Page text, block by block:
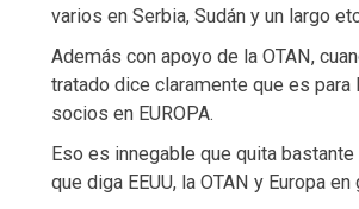
varios en Serbia, Sudán y un largo
Además con apoyo de la OTAN,
tratado dice claramente que es para
socios en EUROPA.
Eso es innegable que quita
que diga EEUU, la OTAN y Europa en